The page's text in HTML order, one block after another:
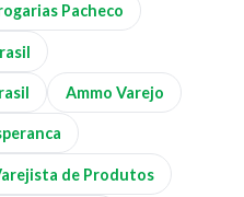
Pacheco
Ammo Varejo
de Produtos